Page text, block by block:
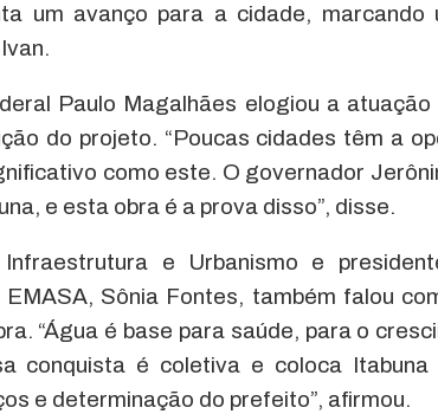
um avanço para a cidade, marcando
Paulo Magalhães elogiou a
do projeto. “Poucas cidades têm a
como este. O governador
e esta obra é a prova disso”, disse.
e Urbanismo e
Sônia Fontes, também falou
“Água é base para saúde, para o
conquista é coletiva e coloca Itabuna
e determinação do prefeito”, afirmou.